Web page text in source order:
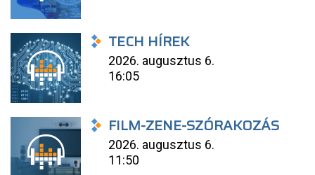
TECH HÍREK
2026. augusztus 6.
16:05
FILM-ZENE-SZÓRAKOZÁS
2026. augusztus 6.
11:50